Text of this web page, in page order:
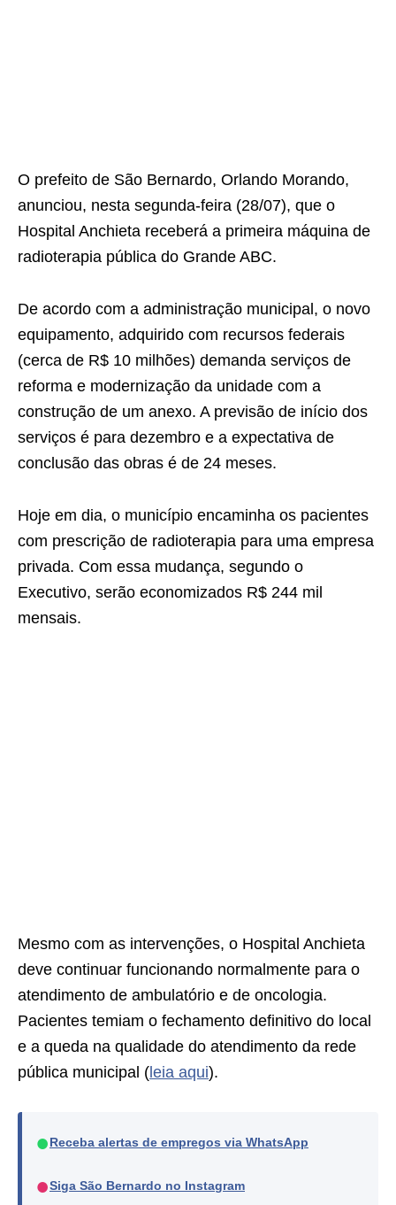
O prefeito de São Bernardo, Orlando Morando,
anunciou, nesta segunda-feira (28/07), que o
Hospital Anchieta receberá a primeira máquina de
radioterapia pública do Grande ABC.
De acordo com a administração municipal, o novo
equipamento, adquirido com recursos federais
(cerca de R$ 10 milhões) demanda serviços de
reforma e modernização da unidade com a
construção de um anexo. A previsão de início dos
serviços é para dezembro e a expectativa de
conclusão das obras é de 24 meses.
Hoje em dia, o município encaminha os pacientes
com prescrição de radioterapia para uma empresa
privada. Com essa mudança, segundo o
Executivo, serão economizados R$ 244 mil
mensais.
Mesmo com as intervenções, o Hospital Anchieta
deve continuar funcionando normalmente para o
atendimento de ambulatório e de oncologia.
Pacientes temiam o fechamento definitivo do local
e a queda na qualidade do atendimento da rede
pública municipal ( leia aqui).
● Receba alertas de empregos via WhatsApp
●Siga São Bernardo no Instagram